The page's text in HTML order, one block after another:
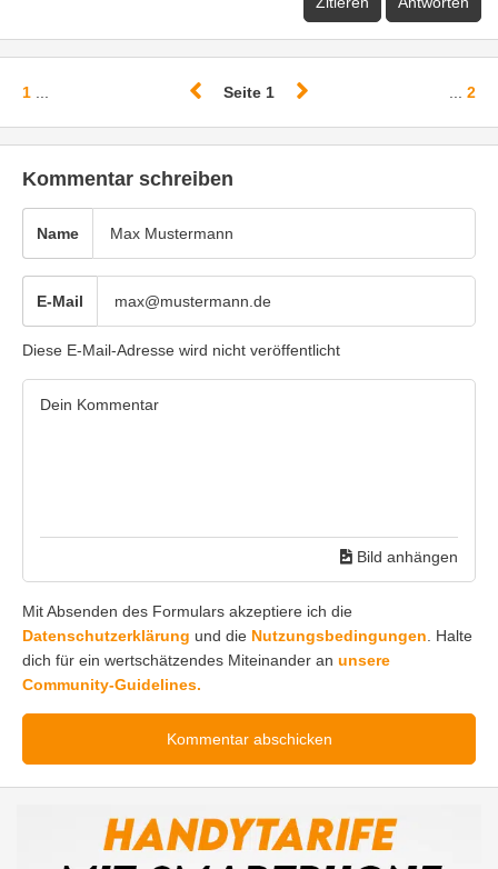
1 2
Seite 1
Kommentar schreiben
Name
E-Mail
Diese E-Mail-Adresse wird nicht veröffentlicht
Bild anhängen
Mit Absenden des Formulars akzeptiere ich die
Datenschutzerklärung und die Nutzungsbedingungen . Halte
dich für ein wertschätzendes Miteinander an unsere
Community-Guidelines.